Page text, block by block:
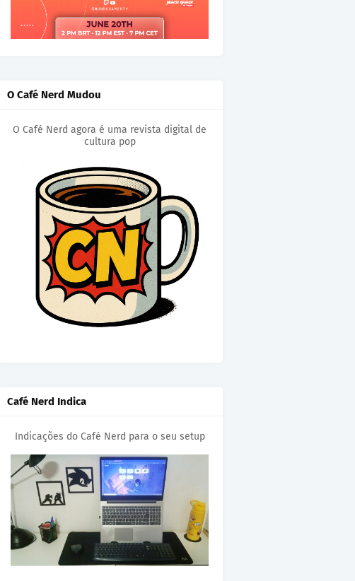
O Café Nerd Mudou
O Café Nerd agora é uma revista digital de
cultura pop
Café Nerd Indica
Indicações do Café Nerd para o seu setup